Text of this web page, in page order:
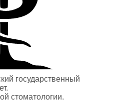
государственный
стоматологии.